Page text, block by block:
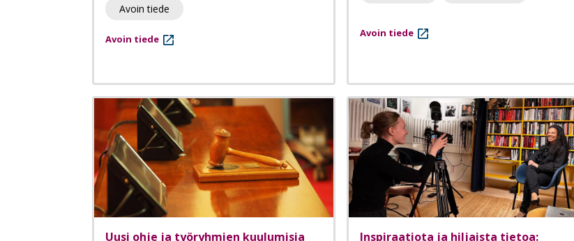
Avoin tiede
Avoin tiede Avoin tiede
Uusi ohje ja työryhmien kuulumisia
Inspiraatiota ja hiljaista tietoa: